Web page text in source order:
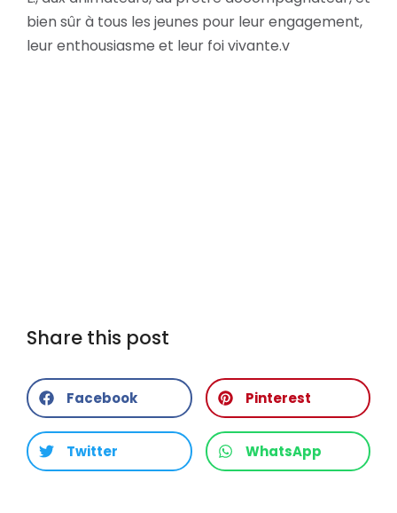
bien sûr à tous les jeunes pour leur engagement,
leur enthousiasme et leur foi vivante.v
Share this post
Facebook Pinterest
Twitter WhatsApp